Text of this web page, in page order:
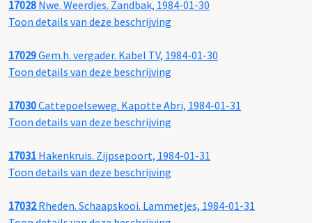
17028 Nwe. Weerdjes. Zandbak, 1984-01-30
Toon details van deze beschrijving
17029Gem.h. vergader. Kabel TV, 1984-01-30
Toon details van deze beschrijving
17030Cattepoelseweg. Kapotte Abri, 1984-01-31
Toon details van deze beschrijving
17031 Hakenkruis. Zijpsepoort, 1984-01-31
Toon details van deze beschrijving
17032Rheden. Schaapskooi. Lammetjes, 1984-01-31